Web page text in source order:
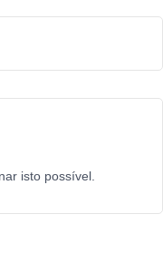
isto possível.